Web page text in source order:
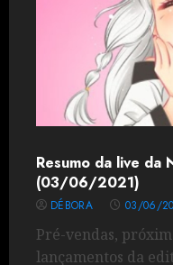
Resumo da live da
(03/06/2021)
DÉBORA 03/06/
Pré-vendas,
lançamentos da